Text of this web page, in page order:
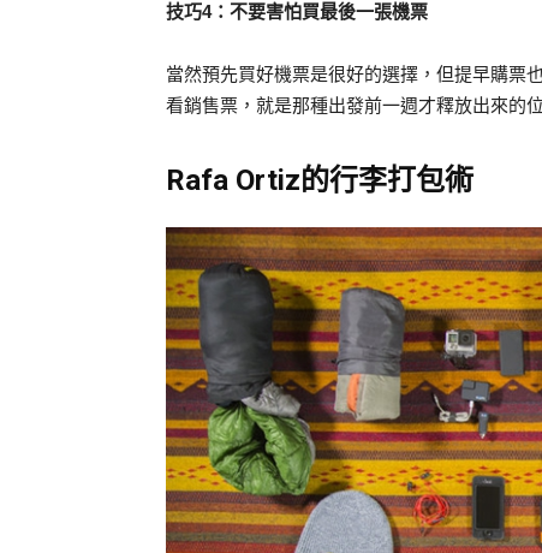
技巧4：不要害怕買最後一張機票
當然預先買好機票是很好的選擇，但提早購票
看銷售票，就是那種出發前一週才釋放出來的
Rafa Ortiz的行李打包術